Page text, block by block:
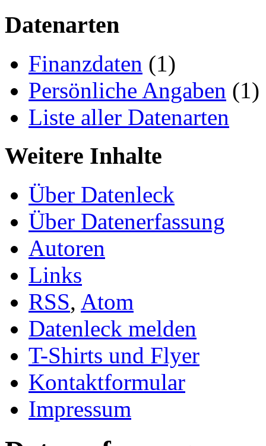
Datenarten
Finanzdaten (1)
Persönliche Angaben (1)
Liste aller Datenarten
Weitere Inhalte
Über Datenleck
Über Datenerfassung
Autoren
Links
RSS, Atom
Datenleck melden
T-Shirts und Flyer
Kontaktformular
Impressum